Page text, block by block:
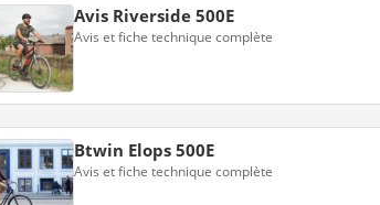
Avis Riverside 500E
Avis et fiche technique complète
Btwin Elops 500E
Avis et fiche technique complète